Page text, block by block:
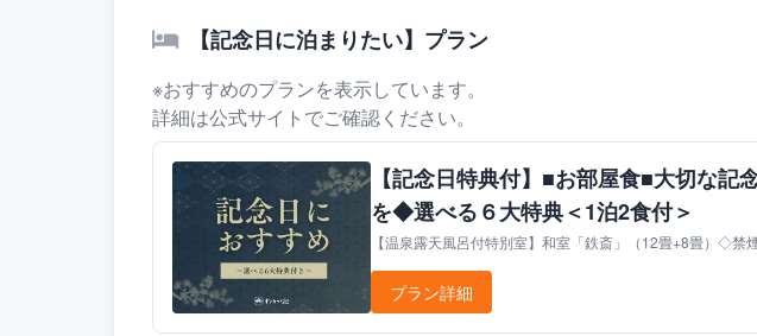
【記念日に泊まりたい】プラン
※おすすめのプランを表示しています。
詳細は公式サイトでご確認ください。
【記念日特典付】■お部屋食■大切な記
を◆選べる６大特典＜1泊2食付＞
【温泉露天風呂付特別室】和室「鉄斎」（12畳+8畳）◇禁
プラン詳細